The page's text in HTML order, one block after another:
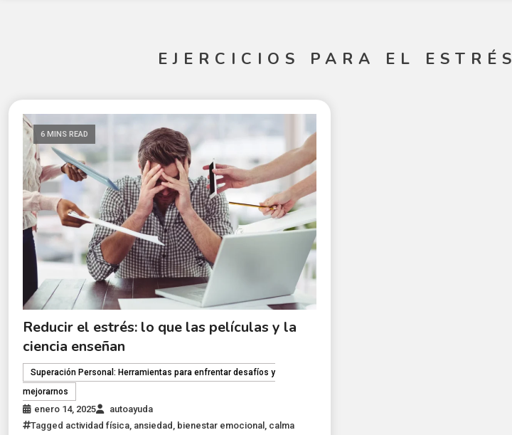
EJERCICIOS PARA EL ESTRÉS
6 MINS READ
Reducir el estrés: lo que las películas y la
ciencia enseñan
Superación Personal: Herramientas para enfrentar desafíos y
mejorarnos
enero 14, 2025
autoayuda
Tagged actividad física ansiedad bienestar emocional
calma